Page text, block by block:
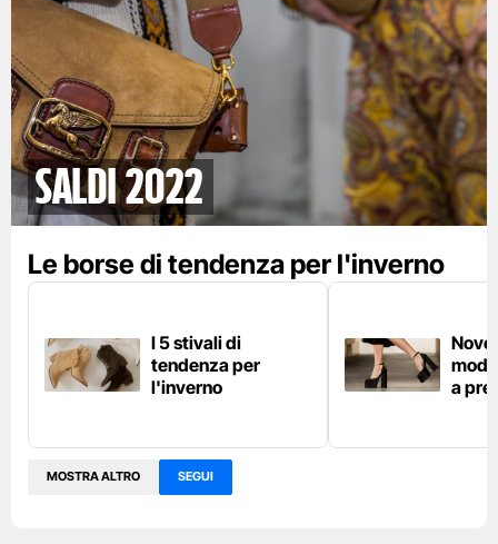
Saldi 2022
Le borse di tendenza per l'inverno
I 5 stivali di
tendenza per
l'inverno
Nove
a
MOSTRA ALTRO SEGUI